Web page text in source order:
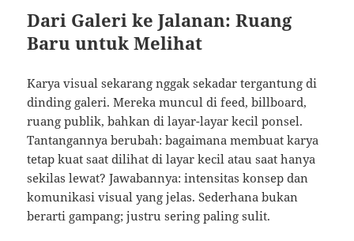
Dari Galeri ke Jalanan: Ruang
Baru untuk Melihat
Karya visual sekarang nggak sekadar tergantung di
dinding galeri. Mereka muncul di feed, billboard,
ruang publik, bahkan di layar-layar kecil ponsel.
Tantangannya berubah: bagaimana membuat karya
tetap kuat saat dilihat di layar kecil atau saat hanya
sekilas lewat? Jawabannya: intensitas konsep dan
komunikasi visual yang jelas. Sederhana bukan
berarti gampang; justru sering paling sulit.